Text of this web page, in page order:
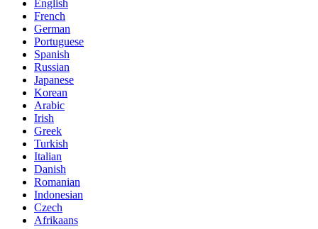
English
French
German
Portuguese
Spanish
Russian
Japanese
Korean
Arabic
Irish
Greek
Turkish
Italian
Danish
Romanian
Indonesian
Czech
Afrikaans